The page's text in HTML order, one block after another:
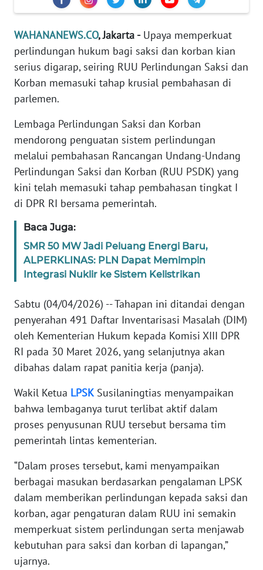
WAHANANEWS.CO, Jakarta -Upaya memperkuat
perlindungan hukum bagi saksi dan korban kian
serius digarap, seiring RUU Perlindungan Saksi dan
Korban memasuki tahap krusial pembahasan di
parlemen.
Lembaga Perlindungan Saksi dan Korban
mendorong penguatan sistem perlindungan
melalui pembahasan Rancangan Undang-Undang
Perlindungan Saksi dan Korban (RUU PSDK) yang
kini telah memasuki tahap pembahasan tingkat I
di DPR RI bersama pemerintah.
Baca Juga:
SMR 50 MW Jadi Peluang Energi Baru,
ALPERKLINAS: PLN Dapat Memimpin
Integrasi Nuklir ke Sistem Kelistrikan
Sabtu (04/04/2026) -- Tahapan ini ditandai dengan
penyerahan 491 Daftar Inventarisasi Masalah (DIM)
oleh Kementerian Hukum kepada Komisi XIII DPR
RI pada 30 Maret 2026, yang selanjutnya akan
dibahas dalam rapat panitia kerja (panja).
Wakil Ketua LPSKSusilaningtias menyampaikan
bahwa lembaganya turut terlibat aktif dalam
proses penyusunan RUU tersebut bersama tim
pemerintah lintas kementerian.
“Dalam proses tersebut, kami menyampaikan
berbagai masukan berdasarkan pengalaman LPSK
dalam memberikan perlindungan kepada saksi dan
korban, agar pengaturan dalam RUU ini semakin
memperkuat sistem perlindungan serta menjawab
kebutuhan para saksi dan korban di lapangan,”
ujarnya.
INDEKS
BERITA
KONTAK
INFO
IKLAN
TENTANG
PEDOMAN
MEDIA
SIBER
REDAKSI
DISCLAIMER
News
Regional
WN
SUMUT
WN
JAKARTA
WN
JABAR
WN